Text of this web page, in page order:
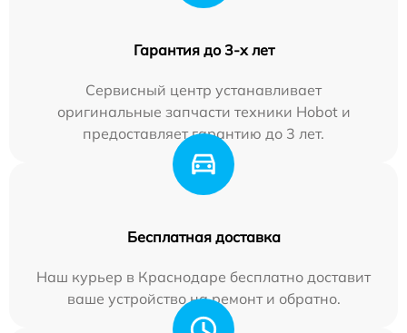
Гарантия до 3-х лет
Сервисный центр устанавливает
оригинальные запчасти техники Hobot и
предоставляет гарантию до 3 лет.
Бесплатная доставка
Наш курьер в Краснодаре бесплатно доставит
ваше устройство на ремонт и обратно.